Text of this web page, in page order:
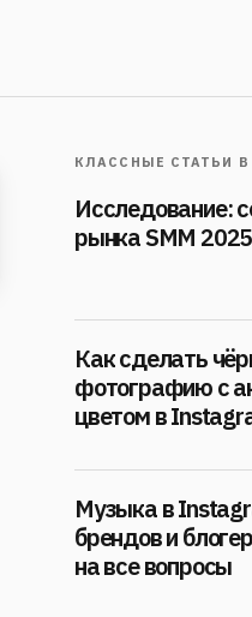
КЛАССНЫЕ СТАТЬИ В
Исследование:
рынка SMM 2025
Как сделать
фотографию с
цветом в
Музыка в
брендов и
на все вопросы